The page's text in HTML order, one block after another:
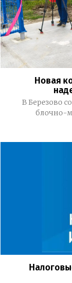
Новая
В Березово
блочно-